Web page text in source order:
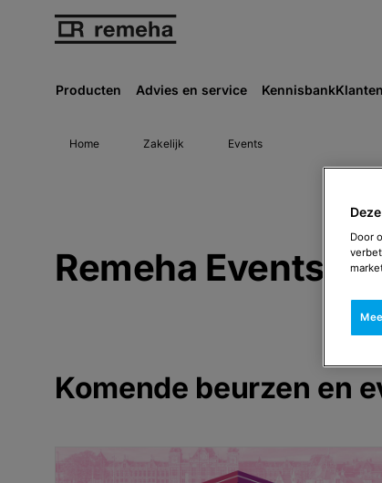
Producten Advies en service Kennisbank
Home Zakelijk Events
Remeha Events
Komende beurzen en
Door